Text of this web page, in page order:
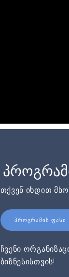
თქვენ იხდით
ᲞᲠᲝᲒᲠᲐᲛᲘᲡ ᲤᲐᲡᲘ
ჩვენი
ბიზნესისთვის!